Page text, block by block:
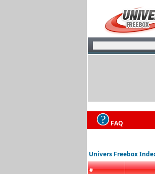
FAQ
Univers Freebox
#